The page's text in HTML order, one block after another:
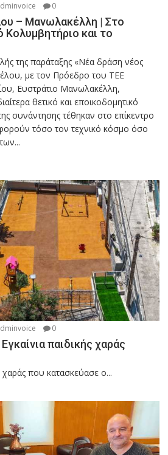
0
– Μανωλακέλλη | Στο
Κολυμβητήριο και το
της παράταξης «Νέα δράση νέος
με τον Πρόεδρο του ΤΕΕ
Ευστράτιο Μανωλακέλλη,
θετικό και εποικοδομητικό
συνάντησης τέθηκαν στο επίκεντρο
τόσο τον τεχνικό κόσμο όσο
0
παιδικής χαράς
χαράς που κατασκεύασε ο...